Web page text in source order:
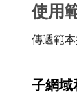
使用
傳遞範
子網域